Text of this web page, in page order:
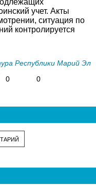
учет. Акты
ситуация по
контролируется
Республики Марий Эл
0
0